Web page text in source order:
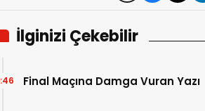
İlginizi Çekebilir
Final Maçına Damga Vuran Yazı